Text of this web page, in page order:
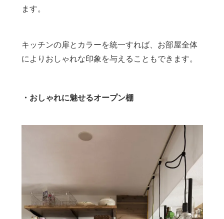
ます。
キッチンの扉とカラーを統一すれば、お部屋全体
によりおしゃれな印象を与えることもできます。
・おしゃれに魅せるオープン棚